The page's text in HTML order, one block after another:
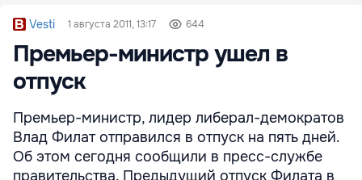
Vesti 1 августа 2011, 13:17 644
Премьер-министр ушел в
отпуск
Премьер-министр, лидер либерал-демократов
Влад Филат отправился в отпуск на пять дней.
Об этом сегодня сообщили в пресс-службе
правительства. Предыдущий отпуск Филата в